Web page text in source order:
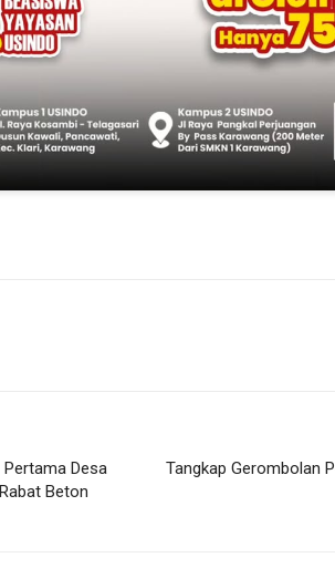
Pertama Desa
Beton
Tangkap Gerombolan